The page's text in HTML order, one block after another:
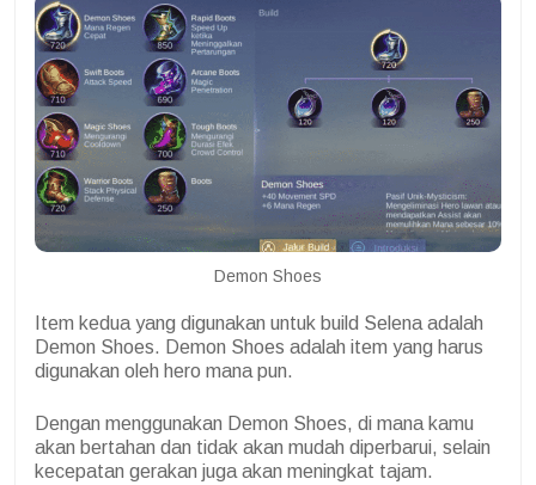
Demon Shoes
Item kedua yang digunakan untuk build Selena adalah
Demon Shoes. Demon Shoes adalah item yang harus
digunakan oleh hero mana pun.
Dengan menggunakan Demon Shoes, di mana kamu
akan bertahan dan tidak akan mudah diperbarui, selain
kecepatan gerakan juga akan meningkat tajam.